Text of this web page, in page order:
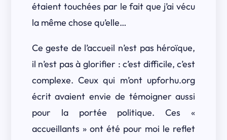
étaient touchées par le fait que j’ai vécu
la même chose qu’elle…
Ce geste de l’accueil n’est pas héroïque,
il n’est pas à glorifier : c’est difficile, c’est
complexe. Ceux qui m’ont upforhu.org
écrit avaient envie de témoigner aussi
pour la portée politique. Ces «
accueillants » ont été pour moi le reflet